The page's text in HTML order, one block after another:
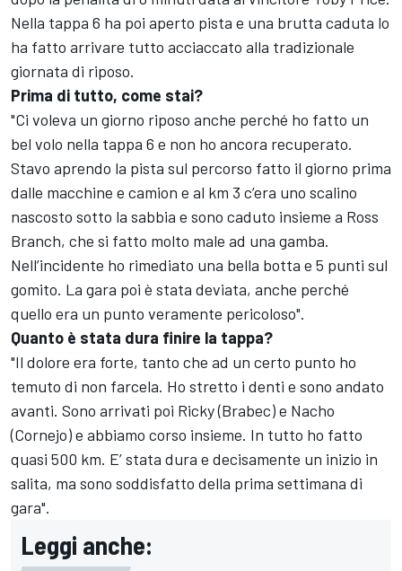
Nella tappa 6 ha poi aperto pista e una brutta caduta lo
ha fatto arrivare tutto acciaccato alla tradizionale
giornata di riposo.
Prima di tutto, come stai?
"Ci voleva un giorno riposo anche perché ho fatto un
bel volo nella tappa 6 e non ho ancora recuperato.
Stavo aprendo la pista sul percorso fatto il giorno prima
dalle macchine e camion e al km 3 c’era uno scalino
nascosto sotto la sabbia e sono caduto insieme a Ross
Branch, che si fatto molto male ad una gamba.
Nell’incidente ho rimediato una bella botta e 5 punti sul
gomito. La gara poi è stata deviata, anche perché
quello era un punto veramente pericoloso".
Quanto è stata dura finire la tappa?
"Il dolore era forte, tanto che ad un certo punto ho
temuto di non farcela. Ho stretto i denti e sono andato
avanti. Sono arrivati poi Ricky (Brabec) e Nacho
(Cornejo) e abbiamo corso insieme. In tutto ho fatto
quasi 500 km. E’ stata dura e decisamente un inizio in
salita, ma sono soddisfatto della prima settimana di
gara".
Leggi anche: